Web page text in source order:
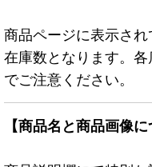
商品ページに表示さ
在庫数となります。
でご注意ください。
【商品名と商品画像に